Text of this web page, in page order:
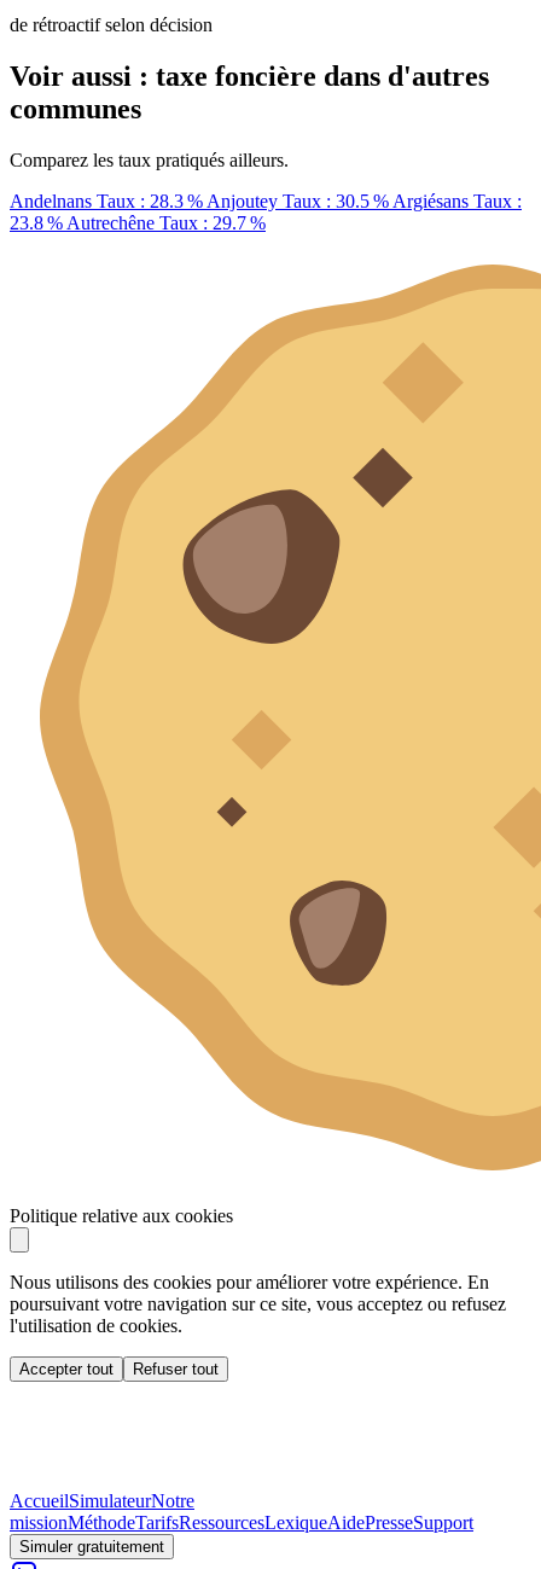
de rétroactif selon décision
Voir aussi : taxe foncière dans d'autres
communes
Comparez les taux pratiqués ailleurs.
Andelnans Taux : 28.3 % Anjoutey Taux : 30.5 % Argiésans Taux :
23.8 % Autrechêne Taux : 29.7 %
Politique relative aux cookies
Nous utilisons des cookies pour améliorer votre expérience. En
poursuivant votre navigation sur ce site, vous acceptez ou refusez
l'utilisation de cookies.
Accepter tout Refuser tout
AccueilSimulateurNotre
missionMéthodeTarifsRessourcesLexiqueAidePresseSupport
Simuler gratuitement